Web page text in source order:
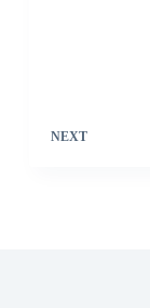
NEXT